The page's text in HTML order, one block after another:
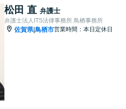
松田 直 弁護士
弁護士法人ITS法律事務所 鳥栖事務所
佐賀県|鳥栖市営業時間：本日定休日